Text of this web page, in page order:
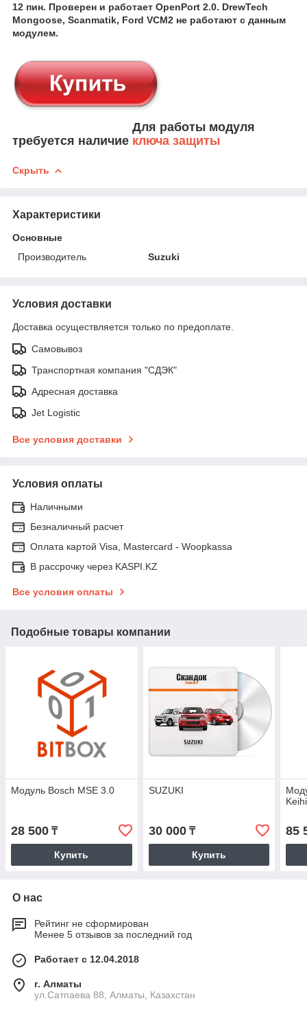
12 пин. Проверен и работает OpenPort 2.0. DrewTech
Mongoose, Scanmatik, Ford VCM2 не работают с данным
модулем.
Для работы модуля
требуется наличие ключа защиты
Скрыть
Характеристики
Основные
Производитель
Suzuki
Условия доставки
Доставка осуществляется только по предоплате.
Самовывоз
Транспортная компания "СДЭК"
Адресная доставка
Jet Logistic
Все условия доставки
Условия оплаты
Наличными
Безналичный расчет
Оплата картой Visa, Mastercard - Woopkassa
В рассрочку через KASPI.KZ
Все условия оплаты
Подобные товары компании
Модуль Bosch MSE 3.0
28 500 ₸
Купить
SUZUKI
30 000₸
Купить
85
О нас
Рейтинг не сформирован
Менее 5 отзывов за последний год
Работает с 12.04.2018
г. Алматы
ул.Сатпаева 88, Алматы, Казахстан